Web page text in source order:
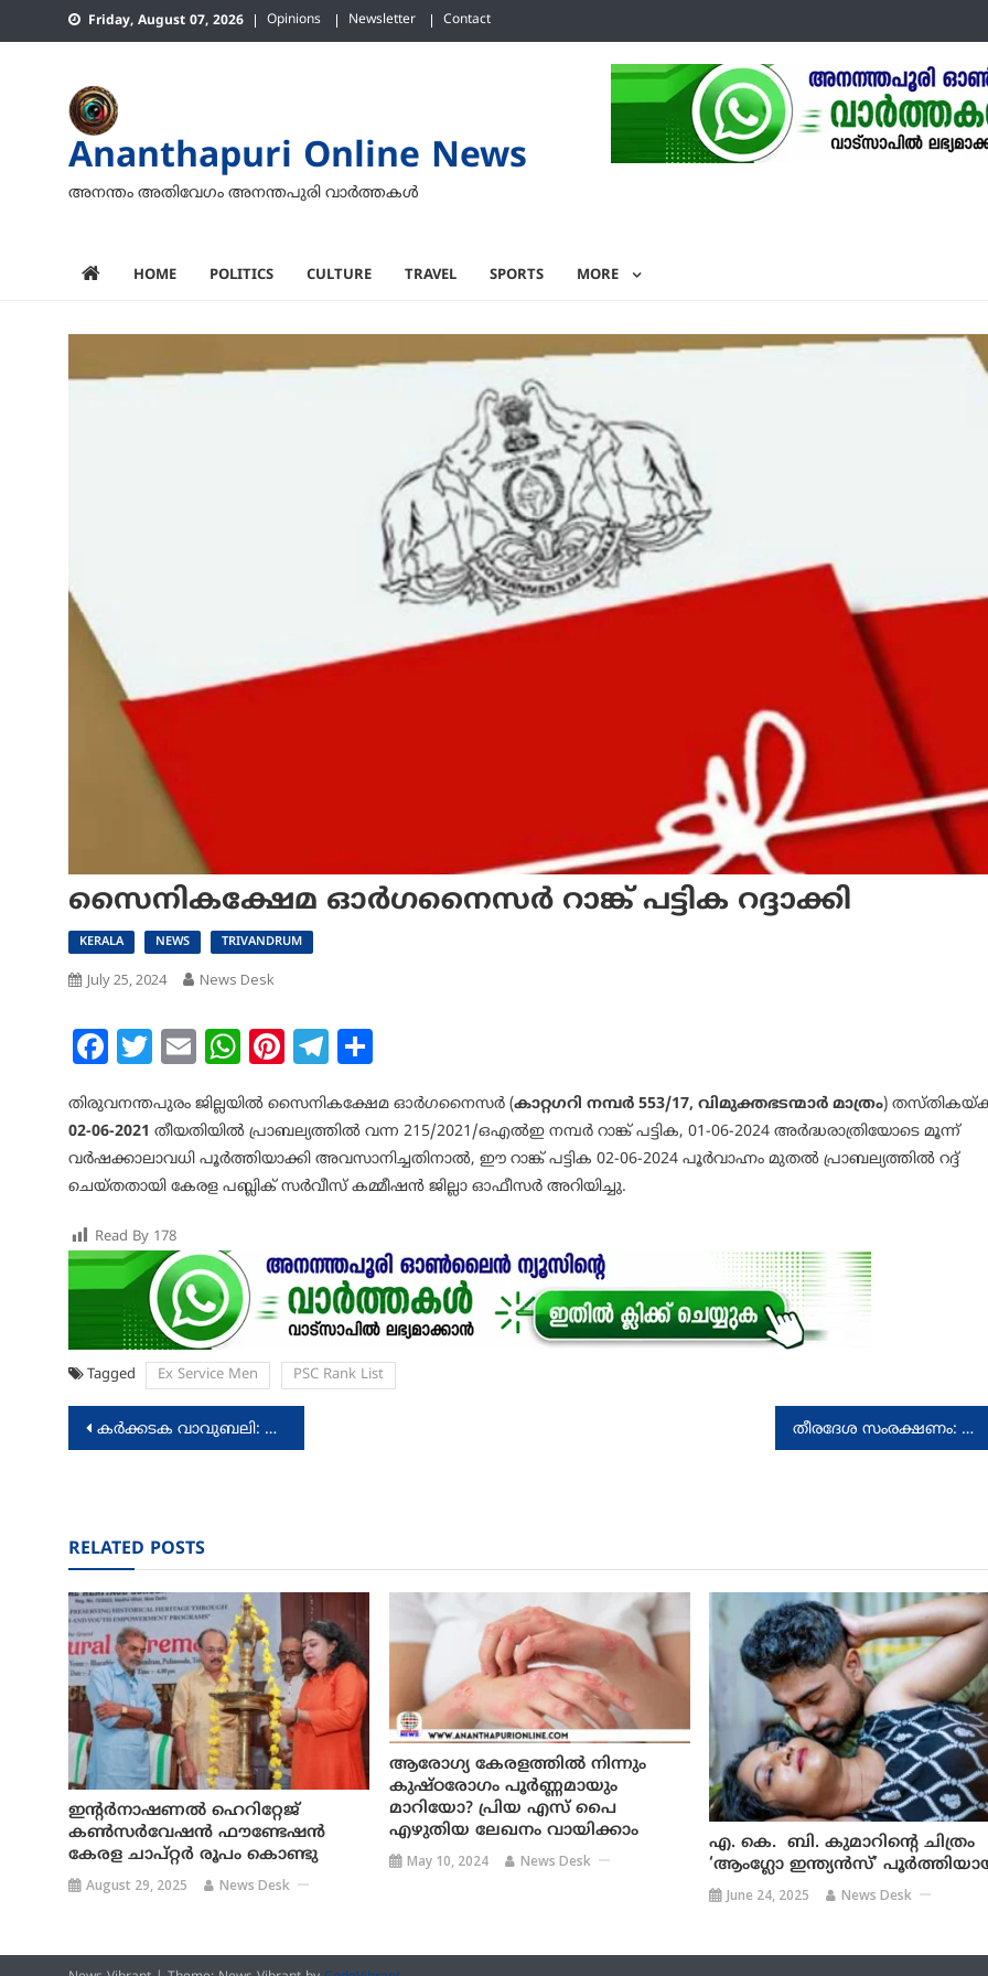
to
Friday, August 07, 2026 Opinions Newsletter Contact
Ananthapuri Online News
അനന്തം അതിവേഗം അനന്തപുരി വാര്‍ത്തകള്‍
HOME POLITICS CULTURE TRAVEL SPORTS MORE
സൈനികക്ഷേമ ഓർഗനൈസർ റാങ്ക് പട്ടിക റദ്ദാക്കി
KERALA NEWS TRIVANDRUM
July 25, 2024 News Desk
Facebook
Twitter
EmailWhatsApp
Pinterest
Telegram
തിരുവനന്തപുരം ജില്ലയിൽ സൈനികക്ഷേമ ഓർഗനൈസർ (കാറ്റഗറി നമ്പർ 553/17, വിമുക്തഭടന്മാർ മാത്രം)
02-06-2021 തീയതിയിൽ പ്രാബല്യത്തിൽ വന്ന 215/2021/ഒഎൽഇ നമ്പർ റാങ്ക് പട്ടിക, 01-06-2024 അർദ്ധരാത്രിയോടെ മൂന്ന്
വർഷക്കാലാവധി പൂർത്തിയാക്കി അവസാനിച്ചതിനാൽ, ഈ റാങ്ക് പട്ടിക 02-06-2024 പൂർവാഹ്നം മുതൽ പ്രാബല്യത്തിൽ റദ്ദ്
ചെയ്തതായി കേരള പബ്ലിക് സർവീസ് കമ്മീഷൻ ജില്ലാ ഓഫീസർ അറിയിച്ചു.
Read By 178
Tagged Ex Service Men PSC Rank List
Post
കർക്കടക വാവുബലി: മദ്യനിരോധനം ഏർപ്പെടുത്തി തീരദേശ സംരക്ഷണം: കേന്ദ്ര മന്ത്രിയുമായി ചര്‍ച്ച നടത്തി രാജീവ്ചന്ദ്രശേഖർ
RELATED POSTS
ഇന്റർനാഷണൽ ഹെറിറ്റേജ്
കൺസർവേഷൻ ഫൗണ്ടേഷൻ
കേരള ചാപ്റ്റർ രൂപം കൊണ്ടു
August 29, 2025 News Desk
ആരോഗ്യ കേരളത്തില്‍ നിന്നും
കുഷ്ഠരോഗം പൂര്‍ണ്ണമായും
മാറിയോ? പ്രിയ എസ് പൈ
എഴുതിയ ലേഖനം വായിക്കാം
May 10, 2024 News Desk
എ. കെ. ബി. കുമാറിന്റെ ചിത്രം
‘ആംഗ്ലോ ഇന്ത്യൻസ്’
June 24, 2025 News Desk